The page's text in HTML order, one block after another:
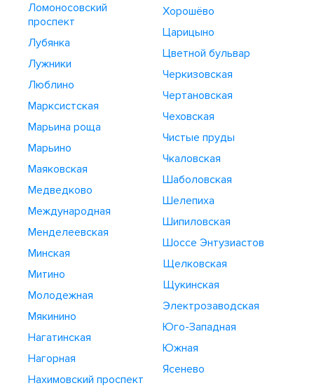
Ломоносовский
проспект
Лубянка
Лужники
Люблино
Марксистская
Марьина роща
Марьино
Маяковская
Медведково
Международная
Менделеевская
Минская
Митино
Молодежная
Мякинино
Нагатинская
Нагорная
Нахимовский проспект
Хорошёво
Царицыно
Цветной бульвар
Черкизовская
Чертановская
Чеховская
Чистые пруды
Чкаловская
Шаболовская
Шелепиха
Шипиловская
Шоссе Энтузиастов
Щелковская
Щукинская
Электрозаводская
Юго-Западная
Южная
Ясенево